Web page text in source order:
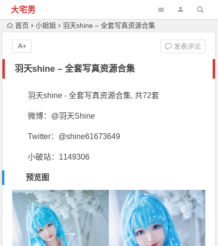
大宅男
首页 小姐姐 羽天shine – 全套写真资源合集
羽天shine – 全套写真资源合集
发表评论
A+
羽天shine - 全套写真资源合集, 共72套
微博：@羽天Shine
Twitter：@shine61673649
小破站：1149306
预览图